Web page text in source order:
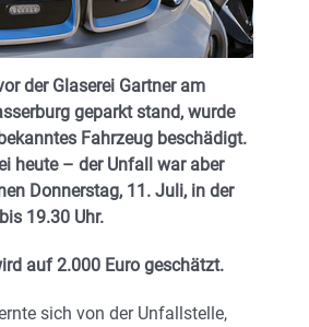
der Glaserei Gartner am
geparkt stand, wurde
Fahrzeug beschädigt.
heute – der Unfall war aber
Donnerstag, 11. Juli, in der
19.30 Uhr.
auf 2.000 Euro geschätzt.
sich von der Unfallstelle,